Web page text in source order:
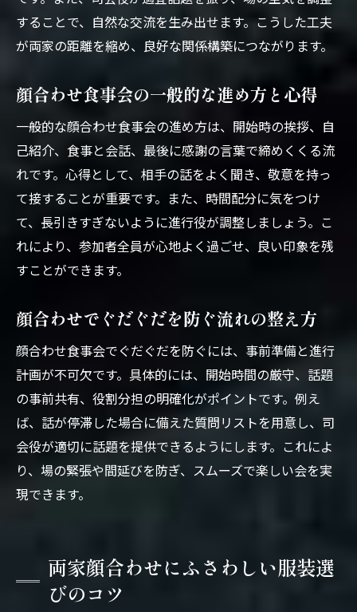
顔合わせ食事会で気をつけたい服装のタブ
ー
両家顔合わせの会話で注意すべき話題とは
顔合わせ食事会で非常識とされる行動例
場所選びから始める安心の顔合わせ食事会
顔合わせ食事会に適した場所選びの基準
両家顔合わせの雰囲気に合う会場の選び方
顔合わせ食事会で重視したいアクセスの良
さ
両家顔合わせで安心できる場所選びのコツ
顔合わせにふさわしい場所選びの注意点
ぐだぐだを防ぐ流れと事前準備の重要性
顔合わせ食事会のぐだぐだ回避術と事前準
備
両家顔合わせで流れをスムーズにする方法
顔合わせ食事会の準備ですべきポイント
ぐだぐだを防ぐ顔合わせの事前確認事項
することで、自然な交流を生み出せます。こうした工夫
が両家の距離を縮め、良好な関係構築につながります。
顔合わせ食事会の一般的な進め方と心得
一般的な顔合わせ食事会の進め方は、開始時の挨拶、自
己紹介、食事と会話、最後に感謝の言葉で締めくくる流
れです。心得として、相手の話をよく聞き、敬意を持っ
て接することが重要です。また、時間配分に気をつけ
て、長引きすぎないように進行役が調整しましょう。こ
れにより、参加者全員が心地よく過ごせ、良い印象を残
すことができます。
顔合わせでぐだぐだを防ぐ流れの整え方
顔合わせ食事会でぐだぐだを防ぐには、事前準備と進行
計画が不可欠です。具体的には、開始時間の厳守、話題
の事前共有、役割分担の明確化がポイントです。例え
ば、話が停滞した場合に備えた質問リストを用意し、司
会役が適切に話題を提供できるようにします。これによ
り、場の緊張や間延びを防ぎ、スムーズで楽しい会を実
現できます。
両家顔合わせにふさわしい服装選
びのコツ